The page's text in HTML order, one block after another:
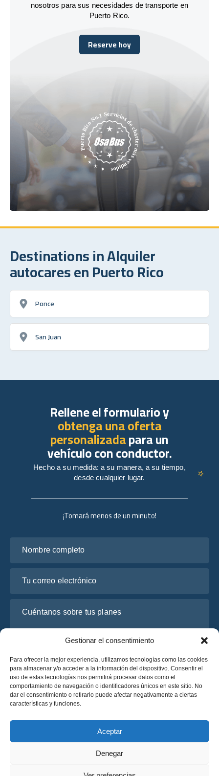
Gestionar el consentimiento
Para ofrecer la mejor experiencia, utilizamos tecnologías como las cookies
para almacenar y/o acceder a la información del dispositivo. Consentir el
uso de estas tecnologías nos permitirá procesar datos como el
comportamiento de navegación o identificadores únicos en este sitio. No
dar el consentimiento o retirarlo puede afectar negativamente a ciertas
características y funciones.
Aceptar
Denegar
nosotros para sus necesidades de transporte en
Puerto Rico.
Reserve hoy
Reserve hoy
Destinations in Alquiler
autocares en Puerto Rico
Ponce
San Juan
¡Tomará menos de un minuto!
He leído y acepto la
Solicite un presupuesto
Solicite un presupuesto
Rellene el formulario y
obtenga una oferta
personalizadapara un
vehículo con conductor.
Hecho a su medida: a su manera, a su tiempo,
desde cualquier lugar.